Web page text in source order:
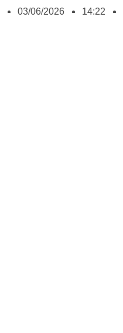
03/06/2026
14:22